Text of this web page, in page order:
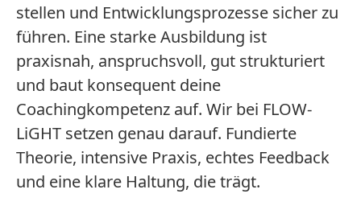
stellen und Entwicklungsprozesse sicher zu
führen. Eine starke Ausbildung ist
praxisnah, anspruchsvoll, gut strukturiert
und baut konsequent deine
Coachingkompetenz auf. Wir bei FLOW-
LiGHT setzen genau darauf. Fundierte
Theorie, intensive Praxis, echtes Feedback
und eine klare Haltung, die trägt.